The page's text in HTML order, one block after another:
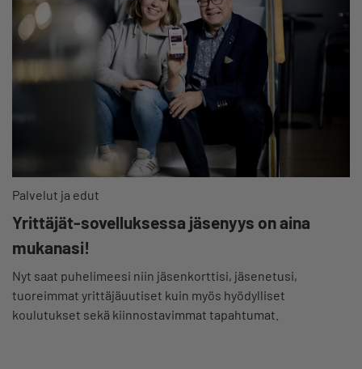
Palvelut ja edut
Yrittäjät-sovelluksessa jäsenyys on aina
mukanasi!
Nyt saat puhelimeesi niin jäsenkorttisi, jäsenetusi,
tuoreimmat yrittäjäuutiset kuin myös hyödylliset
koulutukset sekä kiinnostavimmat tapahtumat.